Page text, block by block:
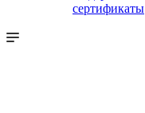
сертификаты